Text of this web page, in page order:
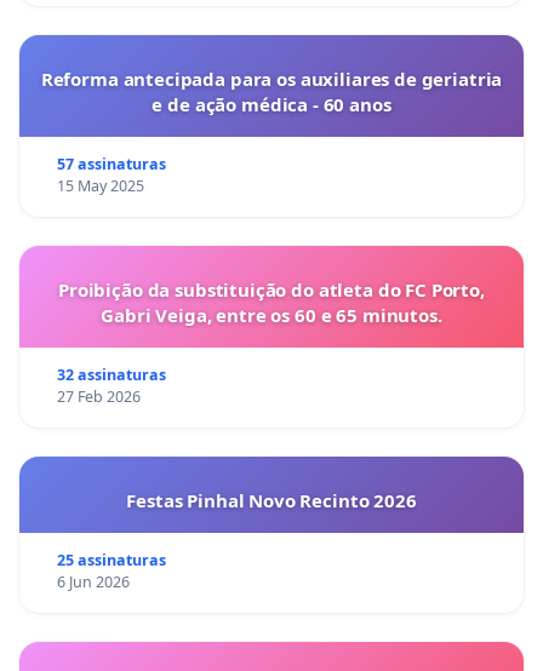
Reforma antecipada para os auxiliares de geriatria
e de ação médica - 60 anos
57 assinaturas
15 May 2025
Proibição da substituição do atleta do FC Porto,
Gabri Veiga, entre os 60 e 65 minutos.
32 assinaturas
27 Feb 2026
Festas Pinhal Novo Recinto 2026
25 assinaturas
6 Jun 2026